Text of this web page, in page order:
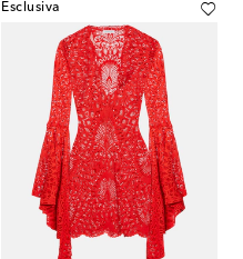
Esclusiva